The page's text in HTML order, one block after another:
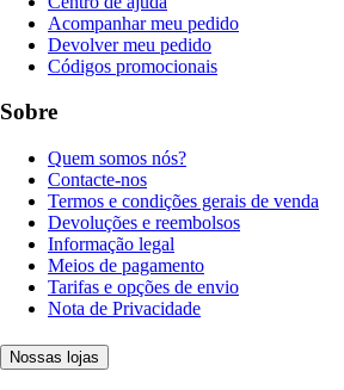
Acompanhar meu pedido
Devolver meu pedido
Códigos promocionais
Sobre
Quem somos nós?
Contacte-nos
Termos e condições gerais de venda
Devoluções e reembolsos
Informação legal
Meios de pagamento
Tarifas e opções de envio
Nota de Privacidade
Nossas lojas